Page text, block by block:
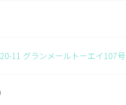
11 グランメールトーエイ107号